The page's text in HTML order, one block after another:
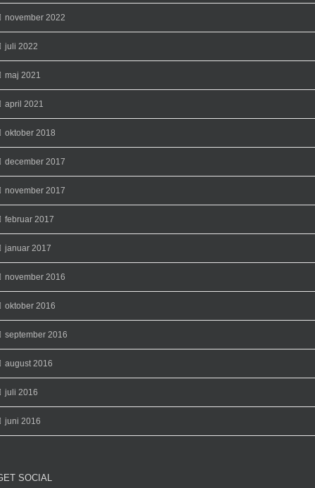
november 2022
juli 2022
maj 2021
april 2021
oktober 2018
december 2017
november 2017
februar 2017
januar 2017
november 2016
oktober 2016
september 2016
august 2016
juli 2016
juni 2016
SOCIAL